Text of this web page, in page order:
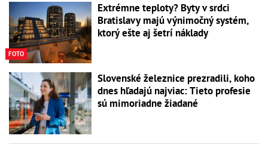
FOTO
Extrémne teploty? Byty v srdci
Bratislavy majú výnimočný systém,
ktorý ešte aj šetrí náklady
Slovenské železnice prezradili, koho
dnes hľadajú najviac: Tieto profesie
sú mimoriadne žiadané